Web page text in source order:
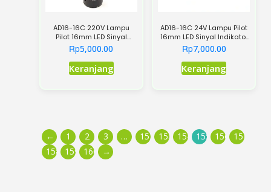
AD16-16C 220V Lampu
Pilot 16mm LED Sinyal
Indikator Panel signal
Indicator
Rp5,000.00
Keranjang
AD16-16C 24V Lampu Pilot
16mm LED Sinyal Indikator
Panel signal Indicator
Rp7,000.00
Keranjang
← 1 2 3 … 152 153 154 155 156
157
158
159 160 →